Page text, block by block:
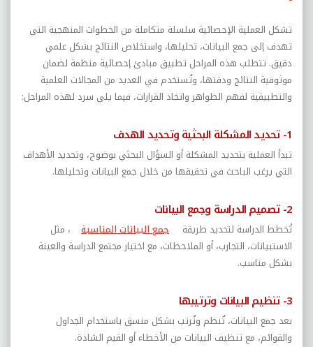
تشكل العملية الإحصائية سلسلة متكاملة من الخطوات المنهجية التي
تهدف إلى جمع البيانات، تحليلها، واستخلاص النتائج بشكل علمي
دقيق. تتطلب هذه المراحل تطبيق مبادئ إحصائية منظمة لضمان
موثوقية النتائج ودقتها، وتُستخدم في العديد من المجالات العلمية
والتطبيقية لفهم الظواهر واتخاذ القرارات، فيما يلي سرد لهذه المراحل:
1- تحديد المشكلة البحثية وتحديد الهدف
تبدأ العملية بتحديد المشكلة أو السؤال البحثي بوضوح، وتحديد الأهداف
التي يرغب الباحث في تحقيقها من خلال جمع البيانات وتحليلها.
2- تصميم الدراسة وجمع البيانات
تُخطط الدراسة لتحديد طريقة جمع البيانات المناسبة ، مثل
الاستبيانات، التجارب، أو الملاحظات، مع اختيار مجتمع الدراسة والعينة
بشكل مناسب.
3- تنظيم البيانات وترتيبها
بعد جمع البيانات، تُنظم وتُرتب بشكل منسق باستخدام الجداول
والقوائم، مع تنظيف البيانات من الأخطاء أو القيم الشاذة.